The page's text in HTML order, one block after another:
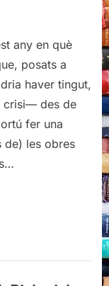
any en què
posats a
haver tingut,
crisi— des de
fer una
de) les obres